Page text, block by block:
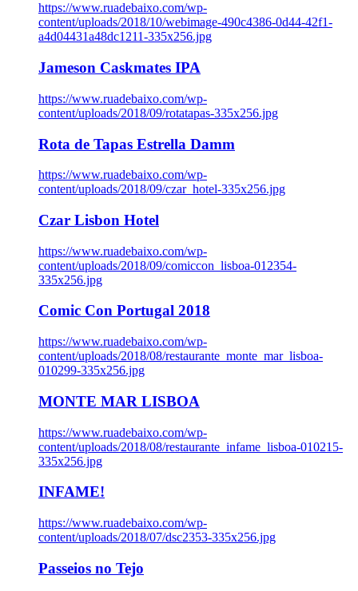
https://www.ruadebaixo.com/wp-
content/uploads/2018/10/webimage-490c4386-0d44-42f1-
a4d04431a48dc1211-335x256.jpg
Jameson Caskmates IPA
https://www.ruadebaixo.com/wp-
content/uploads/2018/09/rotatapas-335x256.jpg
Rota de Tapas Estrella Damm
https://www.ruadebaixo.com/wp-
content/uploads/2018/09/czar_hotel-335x256.jpg
Czar Lisbon Hotel
https://www.ruadebaixo.com/wp-
content/uploads/2018/09/comiccon_lisboa-012354-
335x256.jpg
Comic Con Portugal 2018
https://www.ruadebaixo.com/wp-
content/uploads/2018/08/restaurante_monte_mar_lisboa-
010299-335x256.jpg
MONTE MAR LISBOA
https://www.ruadebaixo.com/wp-
content/uploads/2018/08/restaurante_infame_lisboa-010215-
335x256.jpg
INFAME!
https://www.ruadebaixo.com/wp-
content/uploads/2018/07/dsc2353-335x256.jpg
Passeios no Tejo